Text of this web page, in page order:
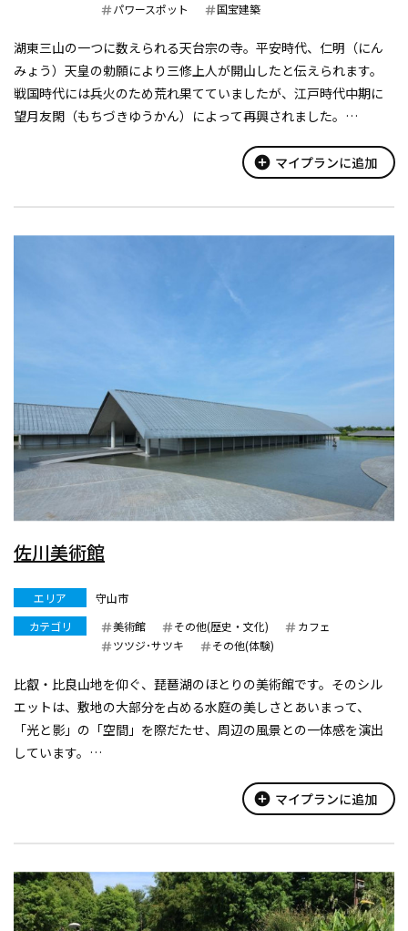
パワースポット
国宝建築
湖東三山の一つに数えられる天台宗の寺。平安時代、仁明（にん
みょう）天皇の勅願により三修上人が開山したと伝えられます。
戦国時代には兵火のため荒れ果てていましたが、江戸時代中期に
望月友閑（もちづきゆうかん）によって再興されました。
add_circle マイプランに追加
佐川美術館
エリア
守山市
カテゴリ
美術館 その他(歴史・文化)
カフェ
ツツジ･サツキ
その他(体験)
比叡・比良山地を仰ぐ、琵琶湖のほとりの美術館です。そのシル
エットは、敷地の大部分を占める水庭の美しさとあいまって、
「光と影」の「空間」を際だたせ、周辺の風景との一体感を演出
しています。
山郁夫（1930-2009）、彫刻家の佐藤忠良（1912-2011）、陶芸...
add_circle マイプランに追加